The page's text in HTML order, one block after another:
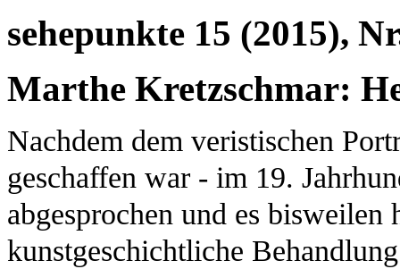
sehepunkte 15 (2015),
Marthe Kretzschmar:
Nachdem dem veristischen
geschaffen war - im 19.
abgesprochen und es
kunstgeschichtliche